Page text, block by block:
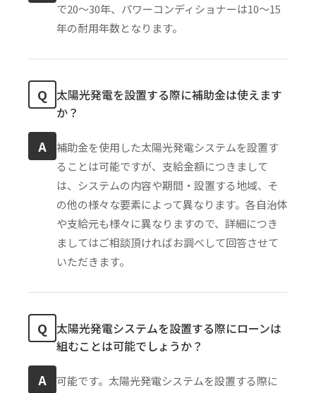
で20〜30年、パワーコンディショナーは10〜15
年の耐用年数となります。
Q 太陽光発電を設置する際に補助金は使えます
か？
A
補助金を使用した太陽光発電システムを設置す
ることは可能ですが、支給金額につきまして
は、システムの内容や期間・設置する地域、そ
の他の様々な要素によって異なります。各自治体
や支給元も様々に異なりますので、詳細につき
ましてはご相談頂ければお調べして回答させて
いただきます。
Q 太陽光発電システムを設置する際にローンは
組むことは可能でしょうか？
A
可能です。太陽光発電システムを設置する際に